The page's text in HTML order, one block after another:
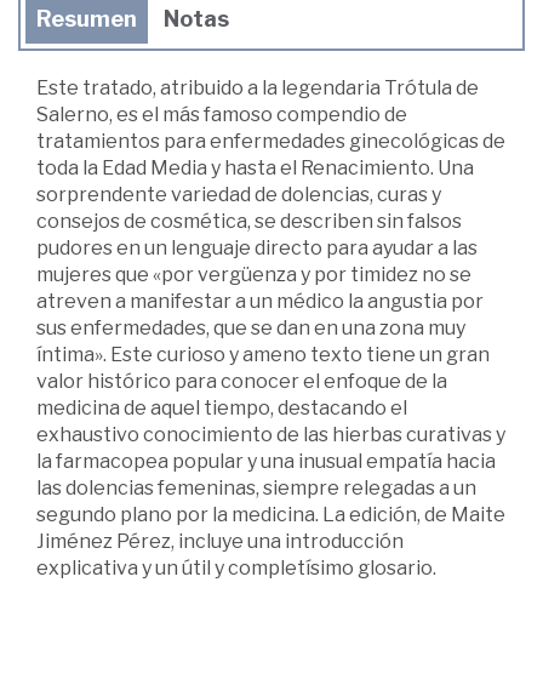
Resumen Notas
Este tratado, atribuido a la legendaria Trótula de
Salerno, es el más famoso compendio de
tratamientos para enfermedades ginecológicas de
toda la Edad Media y hasta el Renacimiento. Una
sorprendente variedad de dolencias, curas y
consejos de cosmética, se describen sin falsos
pudores en un lenguaje directo para ayudar a las
mujeres que «por vergüenza y por timidez no se
atreven a manifestar a un médico la angustia por
sus enfermedades, que se dan en una zona muy
íntima». Este curioso y ameno texto tiene un gran
valor histórico para conocer el enfoque de la
medicina de aquel tiempo, destacando el
exhaustivo conocimiento de las hierbas curativas y
la farmacopea popular y una inusual empatía hacia
las dolencias femeninas, siempre relegadas a un
segundo plano por la medicina. La edición, de Maite
Jiménez Pérez, incluye una introducción
explicativa y un útil y completísimo glosario.